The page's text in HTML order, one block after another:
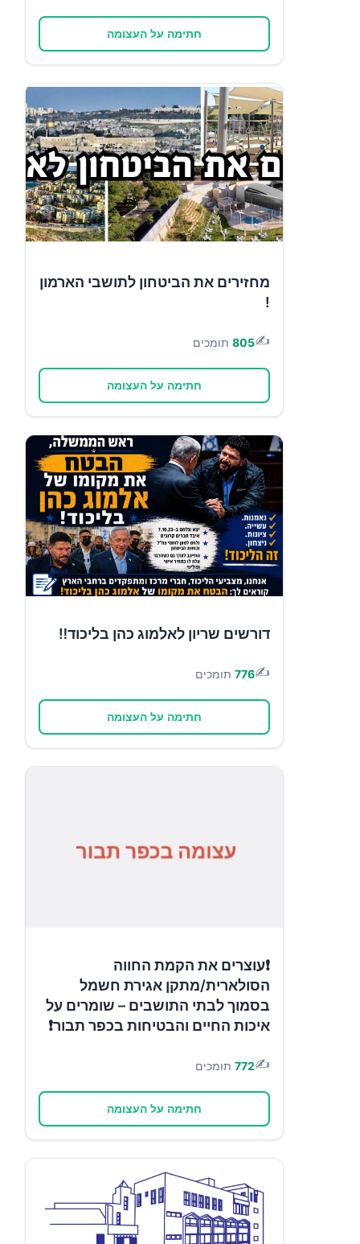
חתימה על העצומה
מחזירים את הביטחון לתושבי הארמון
!
✍️
805 תומכים
חתימה על העצומה
דורשים שריון לאלמוג כהן בליכוד‼️
✍️
776 תומכים
חתימה על העצומה
❗עוצרים את הקמת החווה
הסולארית/מתקן אגירת חשמל
בסמוך לבתי התושבים – שומרים על
איכות החיים והבטיחות בכפר תבור❗
✍️
772 תומכים
חתימה על העצומה